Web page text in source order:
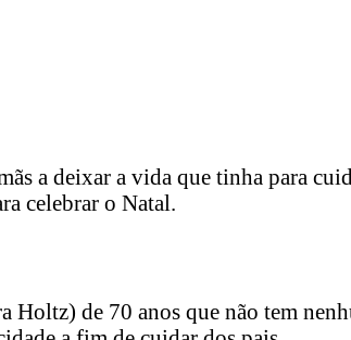
a deixar a vida que tinha para
celebrar o Natal.
de 70 anos que não tem